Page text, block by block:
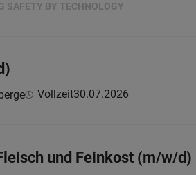
SAFETY BY TECHNOLOGY
Vollzeit30.07.2026
und Feinkost (m/w/d)